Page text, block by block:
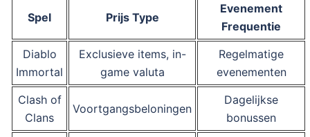
Spel Prijs Type
Evenement
Frequentie
Diablo
Immortal
Exclusieve items, in-
game valuta
Regelmatige
evenementen
Clash of
Clans
Voortgangsbeloningen
Dagelijkse
bonussen